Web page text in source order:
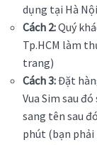
dụng tại Hà
Cách 2:Quý
Tp.HCM làm
trang)
Cách 3:Đặt
Vua Sim sau
sang tên sau
phút (bạn